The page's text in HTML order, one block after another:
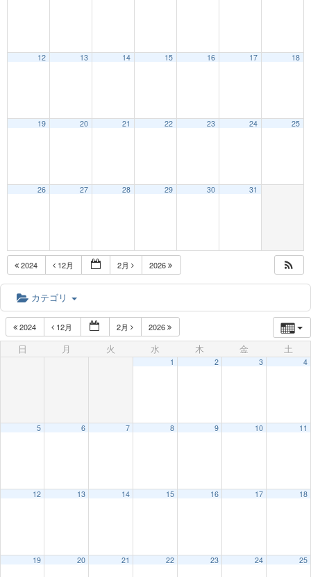
12 13 14 15 16 17 18
19 20 21 22 23 24 25
26 27 28 29 30 31
2024 12月 2月 2026
カテゴリ
2024 12月 2月 2026
日 月 火 水 木 金 土
1 2 3 4
5 6 7 8 9 10 11
12 13 14 15 16 17 18
19 20 21 22 23 24 25